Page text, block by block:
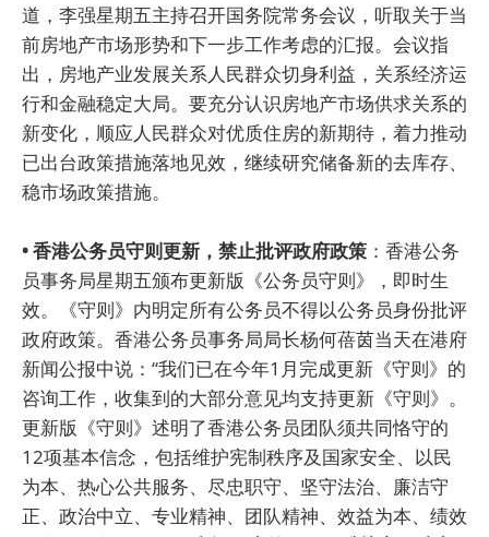
道，李强星期五主持召开国务院常务会议，听取关于当
前房地产市场形势和下一步工作考虑的汇报。会议指
出，房地产业发展关系人民群众切身利益，关系经济运
行和金融稳定大局。要充分认识房地产市场供求关系的
新变化，顺应人民群众对优质住房的新期待，着力推动
已出台政策措施落地见效，继续研究储备新的去库存、
稳市场政策措施。
• 香港公务员守则更新，禁止批评政府政策 ：香港公务
员事务局星期五颁布更新版《公务员守则》，即时生
效。《守则》内明定所有公务员不得以公务员身份批评
政府政策。香港公务员事务局局长杨何蓓茵当天在港府
新闻公报中说：“我们已在今年1月完成更新《守则》的
咨询工作，收集到的大部分意见均支持更新《守则》。
更新版《守则》述明了香港公务员团队须共同恪守的
12项基本信念，包括维护宪制秩序及国家安全、以民
为本、热心公共服务、尽忠职守、坚守法治、廉洁守
正、政治中立、专业精神、团队精神、效益为本、绩效